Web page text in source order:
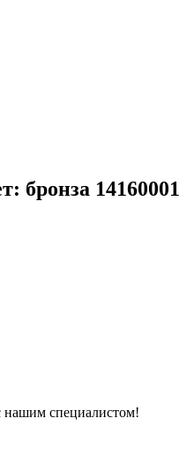
бронза 14160001
нашим специалистом!